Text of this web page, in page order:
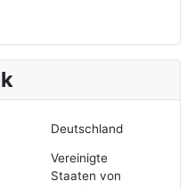
Deutschland
Vereinigte
Staaten von